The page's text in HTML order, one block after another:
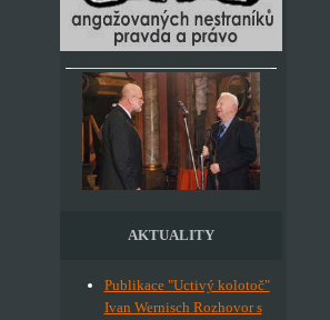
AKTUALITY
Publikace "Uctivý kolotoč"
Ivan Wernisch Rozhovor s